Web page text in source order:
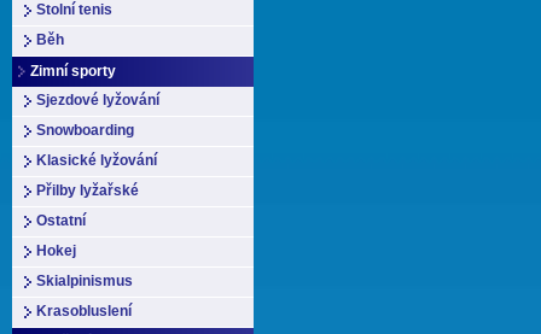
Stolní tenis
Běh
Zimní sporty
Sjezdové lyžování
Snowboarding
Klasické lyžování
Přilby lyžařské
Ostatní
Hokej
Skialpinismus
Krasobluslení